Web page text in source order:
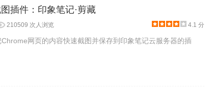
插件：印象笔记·剪藏
210509 次人浏览 4.1 分
网页的内容快速截图并保存到印象笔记云服务器的插